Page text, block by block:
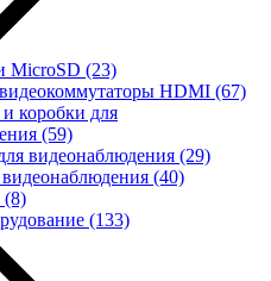
MicroSD (23)
HDMI (67)
коробки для
(59)
видеонаблюдения (29)
(40)
(8)
(133)